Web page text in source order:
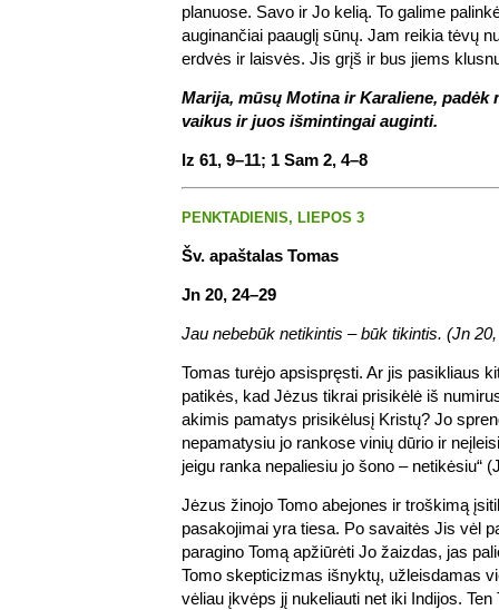
planuose. Savo ir Jo kelią. To galime
auginančiai paauglį sūnų. Jam reikia tėvų
erdvės ir laisvės. Jis grįš ir bus jiems
Marija, mūsų Motina ir Karaliene, padėk
vaikus ir juos išmintingai auginti.
Iz 61, 9–11; 1 Sam 2, 4–8
PENKTADIENIS, LIEPOS 3
Šv. apaštalas Tomas
Jn 20, 24–29
Jau nebebūk netikintis – būk tikintis. (Jn
Tomas turėjo apsispręsti. Ar jis pasikliaus
patikės, kad Jėzus tikrai prisikėlė iš
akimis pamatys prisikėlusį Kristų? Jo
nepamatysiu jo rankose vinių dūrio ir
jeigu ranka nepaliesiu jo šono – netikėsiu“
Jėzus žinojo Tomo abejones ir troškimą
pasakojimai yra tiesa. Po savaitės Jis vėl
paragino Tomą apžiūrėti Jo žaizdas, jas
Tomo skepticizmas išnyktų, užleisdamas
vėliau įkvėps jį nukeliauti net iki Indijos.